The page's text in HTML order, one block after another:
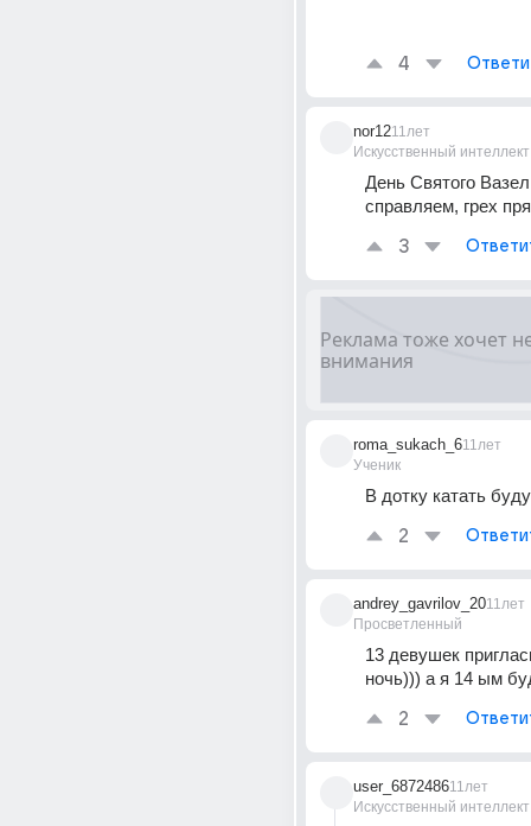
4
nor12
Искусственный интеллект
11лет
День Святого
справляем, грех
3
roma_sukach_6
Ученик
11лет
В дотку катать буду
2
andrey_gavrilov_20
Просветленный
11лет
13 девушек
ночь))) а я 14 ым
2
user_6872486
Искусственный интеллект
11лет